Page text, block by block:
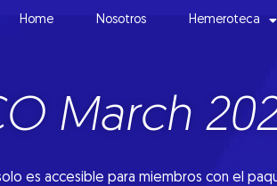
Home Nosotros Hemeroteca
March
es accesible para miembros con el